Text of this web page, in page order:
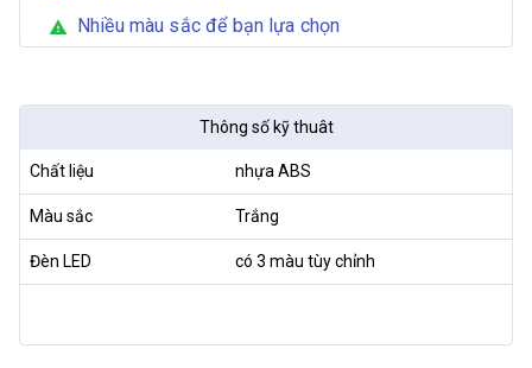
warning Nhiều màu sắc để bạn lựa chọn
Thông số kỹ thuât
Chất liệu nhựa ABS
Màu sắc Trắng
Đèn LED có 3 màu tùy chỉnh